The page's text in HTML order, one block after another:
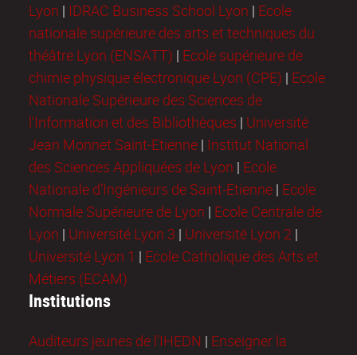
Lyon | IDRAC Business School Lyon | Ecole
nationale supérieure des arts et techniques du
théâtre Lyon (ENSATT) | Ecole supérieure de
chimie physique électronique Lyon (CPE) | Ecole
Nationale Supérieure des Sciences de
l'Information et des Bibliothèques | Université
Jean Monnet Saint-Etienne | Institut National
des Sciences Appliquées de Lyon | Ecole
Nationale d’Ingénieurs de Saint-Etienne | Ecole
Normale Supérieure de Lyon | Ecole Centrale de
Lyon | Université Lyon 3 | Université Lyon 2 |
Université Lyon 1 | Ecole Catholique des Arts et
Métiers (ECAM)
Institutions
Auditeurs jeunes de l'IHEDN | Enseigner la